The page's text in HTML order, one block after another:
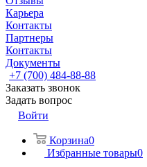
Карьера
Контакты
Партнеры
Контакты
Документы
+7 (700) 484-88-88
Заказать звонок
Задать вопрос
Войти
Корзина0
Избранные товары0